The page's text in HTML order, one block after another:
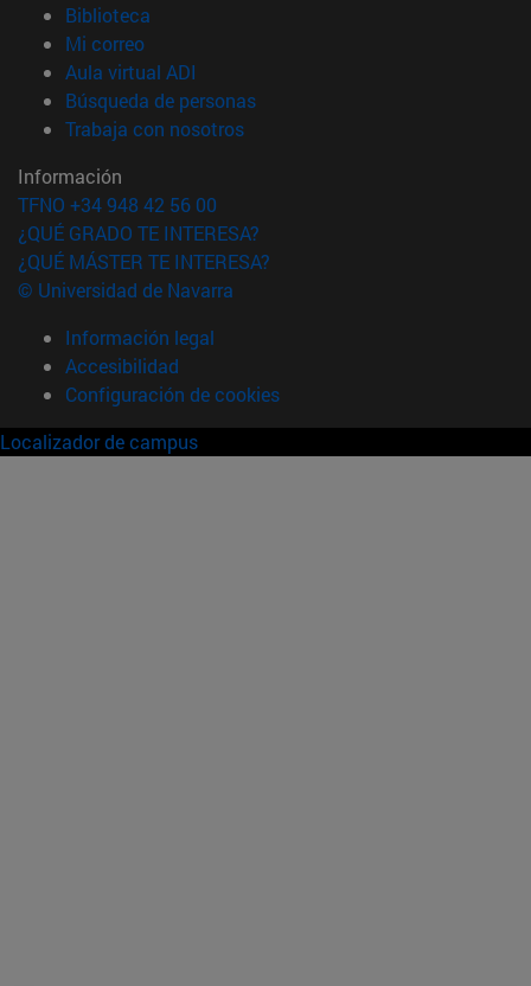
Biblioteca
Mi correo(abre en nueva ventana)
Aula virtual ADI
Búsqueda de personas(abre en nueva ventana)
Trabaja con nosotros(abre en nueva ventana)
Información
TFNO +34 948 42 56 00
¿QUÉ GRADO TE INTERESA?
¿QUÉ MÁSTER TE INTERESA?
© Universidad de Navarra
Información legal
Accesibilidad
Configuración de cookies
Localizador de campus